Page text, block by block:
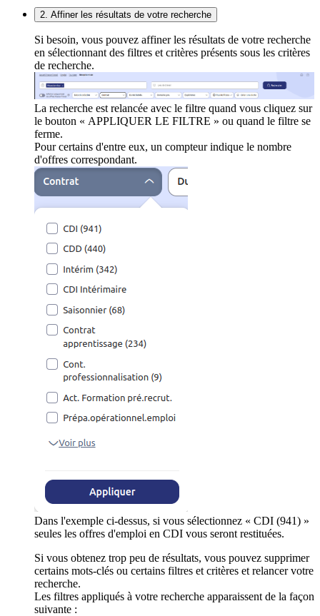
2. Affiner les résultats de votre recherche
Si besoin, vous pouvez affiner les résultats de votre recherche
en sélectionnant des filtres et critères présents sous les critères
de recherche.
La recherche est relancée avec le filtre quand vous cliquez sur
le bouton « APPLIQUER LE FILTRE » ou quand le filtre se
ferme.
Pour certains d'entre eux, un compteur indique le nombre
d'offres correspondant.
Dans l'exemple ci-dessus, si vous sélectionnez « CDI (941) »
seules les offres d'emploi en CDI vous seront restituées.
Si vous obtenez trop peu de résultats, vous pouvez supprimer
certains mots-clés ou certains filtres et critères et relancer votre
recherche.
Les filtres appliqués à votre recherche apparaissent de la façon
suivante :